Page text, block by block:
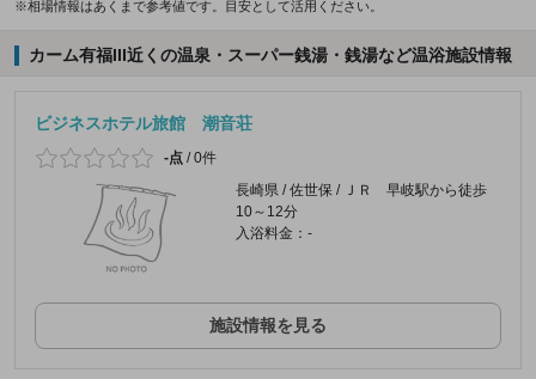
※相場情報はあくまで参考値です。目安として活用ください。
カーム有福III近くの温泉・スーパー銭湯・銭湯など温浴施設情報
ビジネスホテル旅館 潮音荘
-点 /0件
長崎県 / 佐世保 / ＪＲ 早岐駅から徒歩
10～12分
入浴料金：-
施設情報を見る